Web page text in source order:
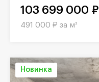
103 699 000 ₽
491 000 ₽ за м²
Новинка